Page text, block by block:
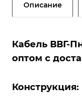
Описание
Кабель ВВГ-
оптом с
Конструкция: